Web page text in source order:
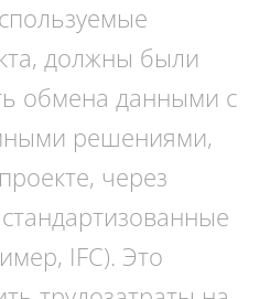
должны были
обмена данными с
решениями,
через
IFC). Это